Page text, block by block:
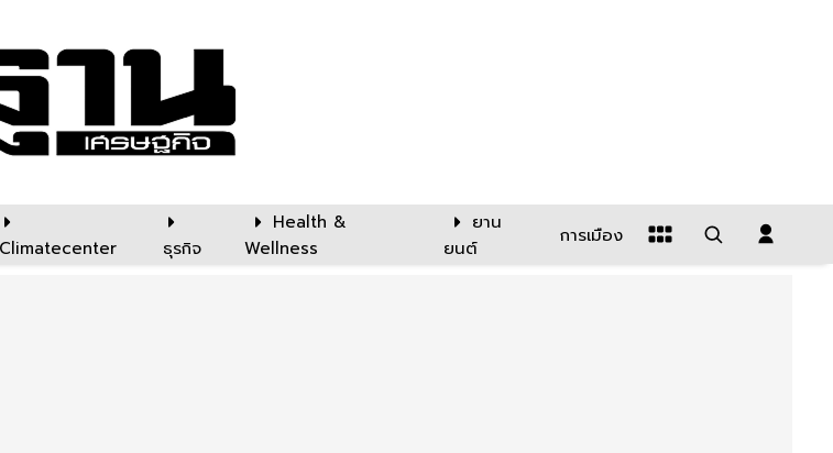
Climatecenter ธุรกิจ
Health &
Wellness
ยาน
ยนต์
การเมือง